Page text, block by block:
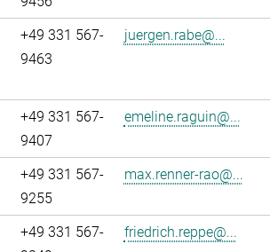
+49 331 567-
9463
juergen.rabe@...
+49 331 567-
9407
emeline.raguin@...
+49 331 567-
9255
max.renner-rao@...
+49 331 567-
friedrich.reppe@...